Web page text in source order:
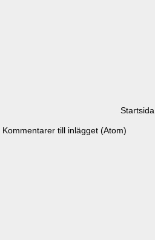
Startsida
Kommentarer till inlägget (Atom)